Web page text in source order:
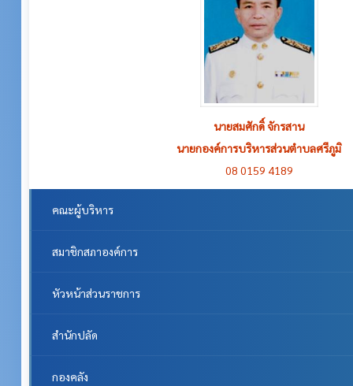
นายสมศักดิ์ จักรสาน
นายกองค์การบริหารส่วนตำบลศรีภูมิ
08 0159 4189
คณะผู้บริหาร
สมาชิกสภาองค์การ
หัวหน้าส่วนราชการ
สำนักปลัด
กองคลัง